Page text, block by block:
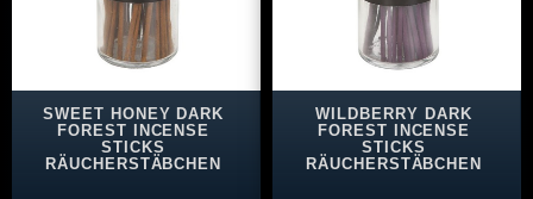
SWEET HONEY DARK
FOREST INCENSE
STICKS
RÄUCHERSTÄBCHEN
WILDBERRY DARK
FOREST INCENSE
STICKS
RÄUCHERSTÄBCHEN